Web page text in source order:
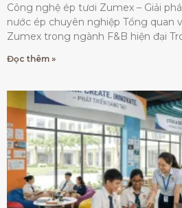
Công nghệ ép tươi Zumex – Giải
nước ép chuyên nghiệp Tổng quan
Zumex trong ngành F&B hiện đại
Đọc thêm »